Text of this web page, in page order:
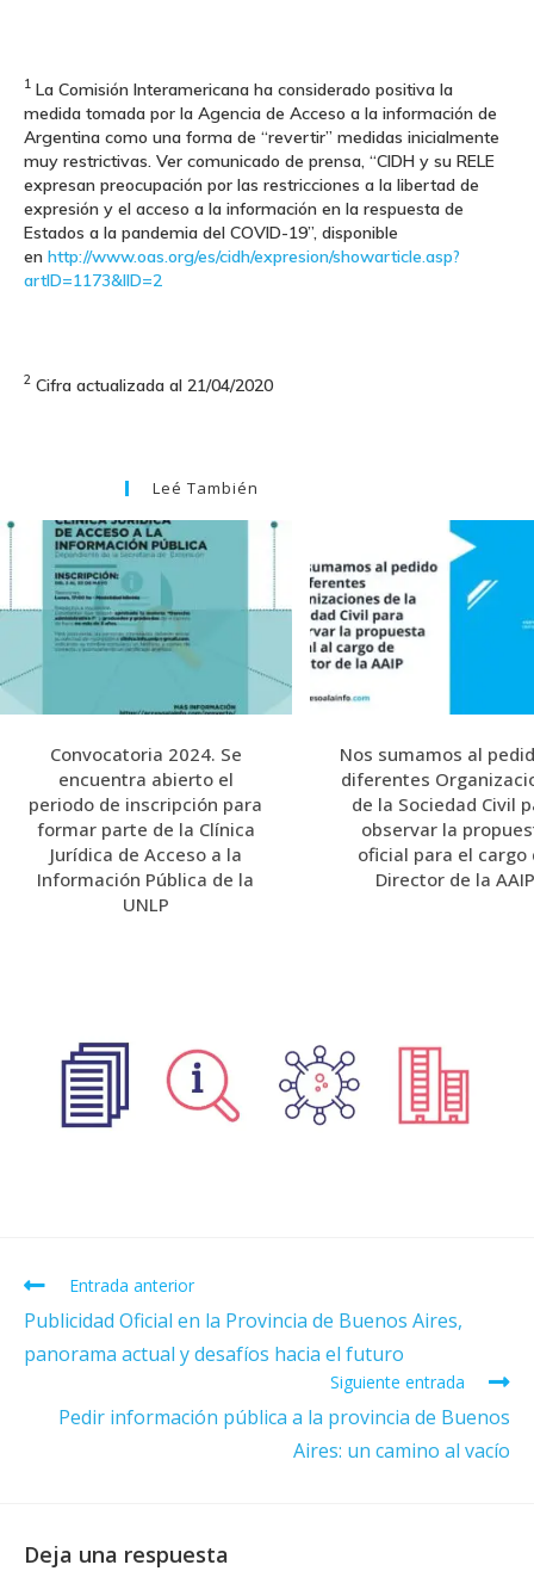
1 La Comisión Interamericana ha considerado positiva la
medida tomada por la Agencia de Acceso a la información de
Argentina como una forma de “revertir” medidas inicialmente
muy restrictivas. Ver comunicado de prensa, “CIDH y su RELE
expresan preocupación por las restricciones a la libertad de
expresión y el acceso a la información en la respuesta de
Estados a la pandemia del COVID-19”, disponible
en http://www.oas.org/es/cidh/expresion/showarticle.asp?
artID=1173&lID=2
2 Cifra actualizada al 21/04/2020
Leé También
Convocatoria 2024. Se
encuentra abierto el
periodo de inscripción para
formar parte de la Clínica
Jurídica de Acceso a la
Información Pública de la
UNLP
Nos sumamos al
diferentes
de la Sociedad Civil
observar la
oficial para el cargo
Director de la
Leer
más
artículos
Entrada anterior
Publicidad Oficial en la Provincia de Buenos Aires,
panorama actual y desafíos hacia el futuro
Siguiente entrada
Pedir información pública a la provincia de Buenos
Aires: un camino al vacío
Deja una respuesta